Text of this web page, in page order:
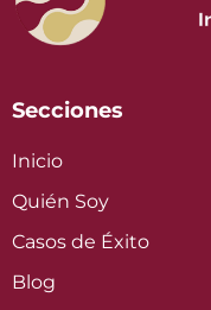
Secciones
Inicio
Quién Soy
Casos de Éxito
Blog